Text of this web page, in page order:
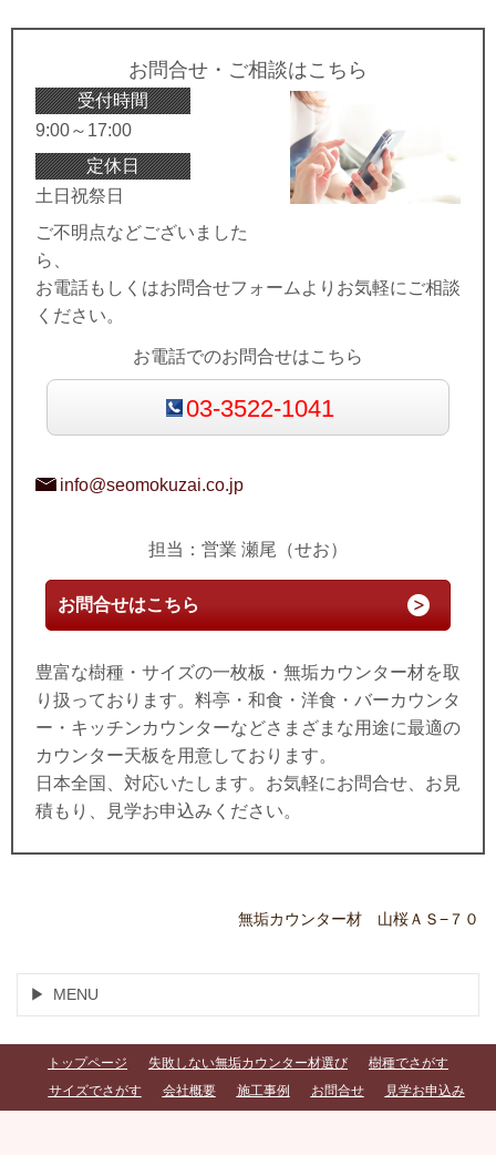
お問合せ・ご相談はこちら
受付時間
9:00～17:00
定休日
土日祝祭日
ご不明点などございました
ら、
お電話もしくはお問合せフォームよりお気軽にご相談
ください。
お電話でのお問合せはこちら
03-3522-1041
info@seomokuzai.co.jp
担当：営業 瀬尾（せお）
お問合せはこちら
豊富な樹種・サイズの一枚板・無垢カウンター材を取
り扱っております。料亭・和食・洋食・バーカウンタ
ー・キッチンカウンターなどさまざまな用途に最適の
カウンター天板を用意しております。
日本全国、対応いたします。お気軽にお問合せ、お見
積もり、見学お申込みください。
無垢カウンター材 山桜ＡＳ−７０
MENU
トップページ 失敗しない無垢カウンター材選び
樹種でさがす
サイズでさがす
会社概要 施工事例 お問合せ 見学お申込み